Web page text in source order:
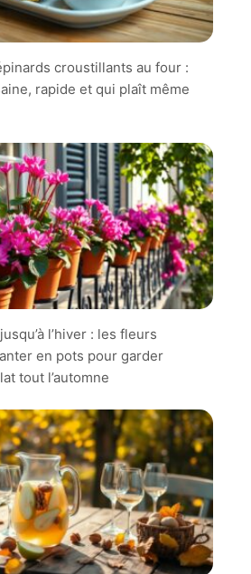
croustillants au four :
rapide et qui plaît même
l’hiver : les fleurs
en pots pour garder
tout l’automne